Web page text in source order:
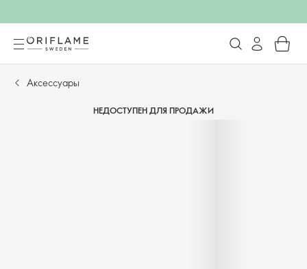
Аксессуары
НЕДОСТУПЕН ДЛЯ ПРОДАЖИ